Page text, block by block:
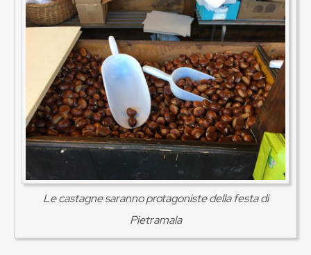
Le castagne saranno protagoniste della festa di
Pietramala